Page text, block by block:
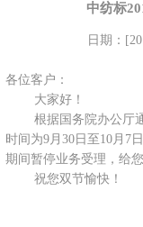
中纺标
日期：
各位客户：
大家好！
根据国务院办公厅通
时间为9月30日至10月7
期间暂停业务受理，给
祝您双节愉快！